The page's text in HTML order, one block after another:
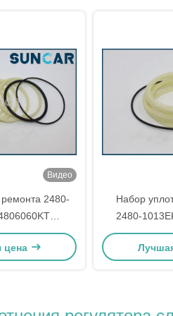
Видео
2480-
шарнирного
частей Doosan
цена
Набор
2480-
совместный